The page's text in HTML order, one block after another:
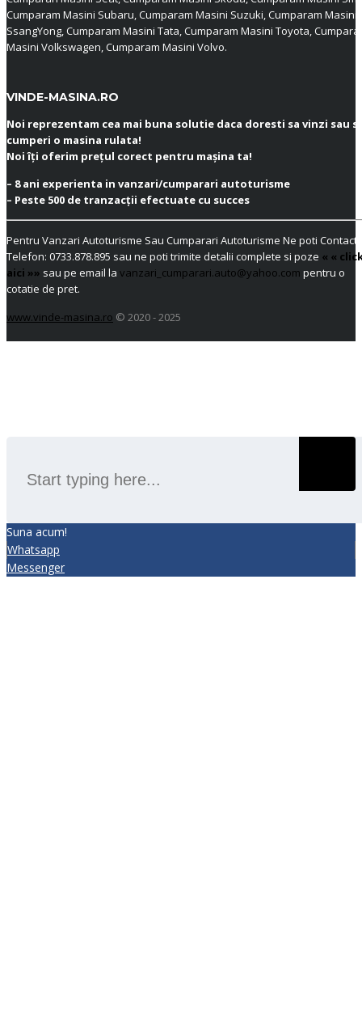
Cumparam Masini Subaru, Cumparam Masini Suzuki, Cumparam Masini
SsangYong, Cumparam Masini Tata, Cumparam Masini Toyota,
Masini Volkswagen, Cumparam Masini Volvo.
VINDE-MASINA.RO
Noi reprezentam cea mai buna solutie daca doresti sa vinzi sau
cumperi o masina rulata!
Noi îți oferim prețul corect pentru mașina ta!
– 8 ani experienta in vanzari/cumparari autoturisme
– Peste 500 de tranzacții efectuate cu succes
Pentru Vanzari Autoturisme Sau Cumparari Autoturisme Ne poti
Telefon: 0733.878.895 sau ne poti trimite detalii complete si poze « «
aici »» sau pe email la vanzari_cumparari.auto@yahoo.com pentru o
cotatie de pret.
www.vinde-masina.ro © 2020 - 2025
Suna acum!
Whatsapp
Messenger